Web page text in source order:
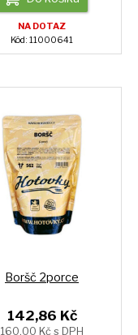
NA DOTAZ
Kód: 11000641
Boršč 2porce
142,86 Kč
160,00 Kč s DPH